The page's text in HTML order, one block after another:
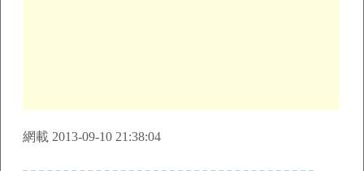
網載 2013-09-10 21:38:04